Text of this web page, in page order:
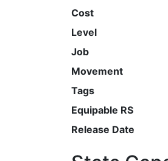
Cost
Level
Job
Movement
Tags
Equipable RS
Release Date